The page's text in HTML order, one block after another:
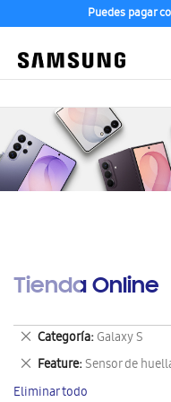
Puedes pagar
Tienda Online
Categoría Galaxy S
Eliminar
este
artículo
Feature Sensor de
Eliminar
este
Eliminar todo